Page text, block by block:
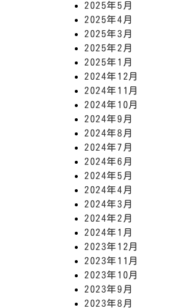
2025年5月
2025年4月
2025年3月
2025年2月
2025年1月
2024年12月
2024年11月
2024年10月
2024年9月
2024年8月
2024年7月
2024年6月
2024年5月
2024年4月
2024年3月
2024年2月
2024年1月
2023年12月
2023年11月
2023年10月
2023年9月
2023年8月